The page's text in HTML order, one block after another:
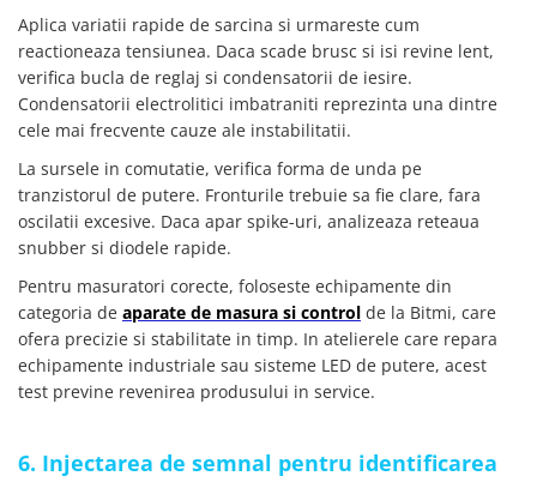
Aplica variatii rapide de sarcina si urmareste cum
reactioneaza tensiunea. Daca scade brusc si isi revine lent,
verifica bucla de reglaj si condensatorii de iesire.
Condensatorii electrolitici imbatraniti reprezinta una dintre
cele mai frecvente cauze ale instabilitatii.
La sursele in comutatie, verifica forma de unda pe
tranzistorul de putere. Fronturile trebuie sa fie clare, fara
oscilatii excesive. Daca apar spike-uri, analizeaza reteaua
snubber si diodele rapide.
Pentru masuratori corecte, foloseste echipamente din
categoria de aparate de masura si control de la Bitmi, care
ofera precizie si stabilitate in timp. In atelierele care repara
echipamente industriale sau sisteme LED de putere, acest
test previne revenirea produsului in service.
6. Injectarea de semnal pentru identificarea